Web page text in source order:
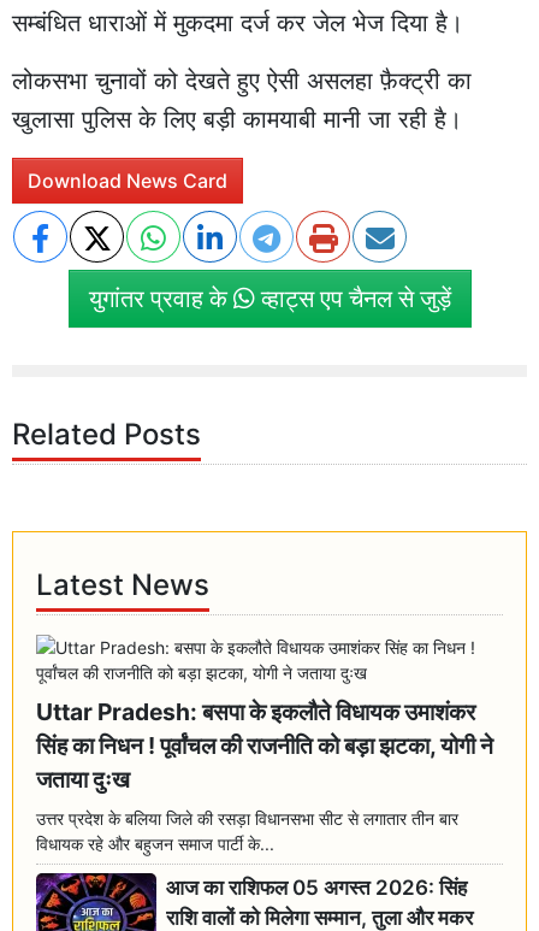
सम्बंधित धाराओं में मुकदमा दर्ज कर जेल भेज दिया है।
लोकसभा चुनावों को देखते हुए ऐसी असलहा फ़ैक्ट्री का
खुलासा पुलिस के लिए बड़ी कामयाबी मानी जा रही है।
Download News Card
युगांतर प्रवाह के व्हाट्स एप चैनल से जुड़ें
Related Posts
Latest News
Uttar Pradesh: बसपा के इकलौते विधायक उमाशंकर
सिंह का निधन ! पूर्वांचल की राजनीति को बड़ा झटका, योगी ने
जताया दुःख
उत्तर प्रदेश के बलिया जिले की रसड़ा विधानसभा सीट से लगातार तीन बार
विधायक रहे और बहुजन समाज पार्टी के...
आज का राशिफल 05 अगस्त 2026: सिंह
राशि वालों को मिलेगा सम्मान, तुला और मकर